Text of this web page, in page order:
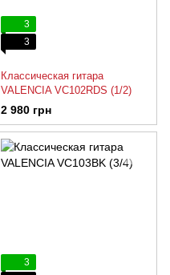
3
3
Классическая гитара
VALENCIA VC102RDS (1/2)
2 980 грн
3